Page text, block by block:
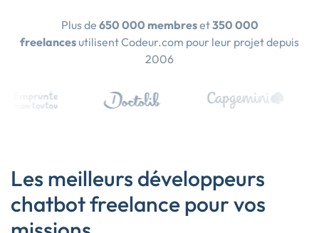
Plus de 650 000 membreset350 000
freelances utilisent Codeur.com pour leur projet depuis
2006
Les meilleurs développeurs
chatbot freelance pour vos